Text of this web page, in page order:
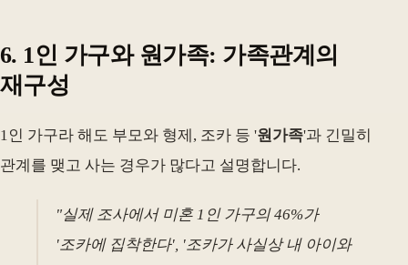
6. 1인 가구와 원가족: 가족관계의
재구성
1인 가구라 해도 부모와 형제, 조카 등 '원가족'과 긴밀히
관계를 맺고 사는 경우가 많다고 설명합니다.
"실제 조사에서 미혼 1인 가구의 46%가
'조카에 집착한다', '조카가 사실상 내 아이와